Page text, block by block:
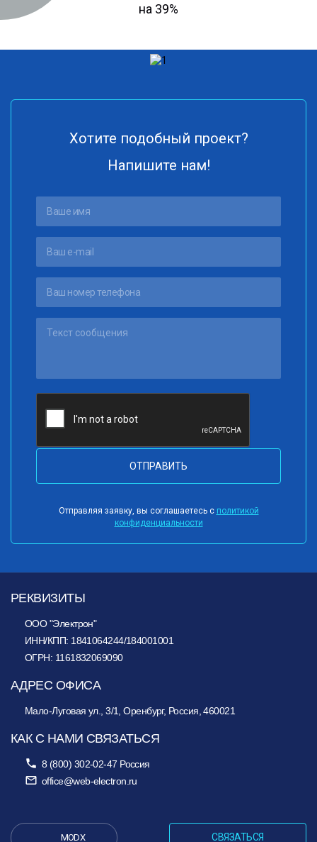
на 39%
Хотите подобный проект?
Напишите нам!
ОТПРАВИТЬ
Отправляя заявку, вы соглашаетесь с политикой
конфиденциальности
КАК С НАМИ СВЯЗАТЬСЯ
8 (800) 302-02-47 Россия
office@web-electron.ru
РЕКВИЗИТЫ
ООО "Электрон"
ИНН/КПП: 1841064244/184001001
ОГРН: 1161832069090
АДРЕС ОФИСА
Мало-Луговая ул., 3/1, Оренбург, Россия, 460021
MODX СВЯЗАТЬСЯ